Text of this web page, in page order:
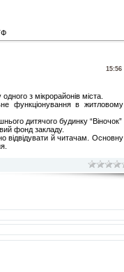
15:56
з мікрорайонів міста.
функціонування в житловому
дитячого будинку “Віночок”
фонд закладу.
відвідувати й читачам. Основну